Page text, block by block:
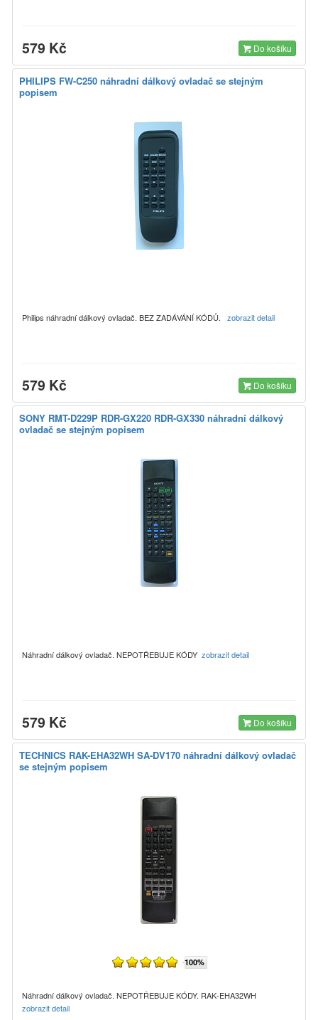
579 Kč Do košíku
PHILIPS FW-C250 náhradní dálkový ovladač se stejným
popisem
Philips náhradní dálkový ovladač. BEZ ZADÁVÁNÍ KÓDŮ. zobrazit detail
579 Kč Do košíku
SONY RMT-D229P RDR-GX220 RDR-GX330 náhradní dálkový
ovladač se stejným popisem
Náhradní dálkový ovladač. NEPOTŘEBUJE KÓDY zobrazit detail
579 Kč Do košíku
TECHNICS RAK-EHA32WH SA-DV170 náhradní dálkový ovladač
se stejným popisem
100%
Náhradní dálkový ovladač. NEPOTŘEBUJE KÓDY. RAK-EHA32WH
zobrazit detail